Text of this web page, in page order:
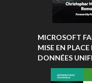
MICROSOFT
MISE EN
DONNÉES